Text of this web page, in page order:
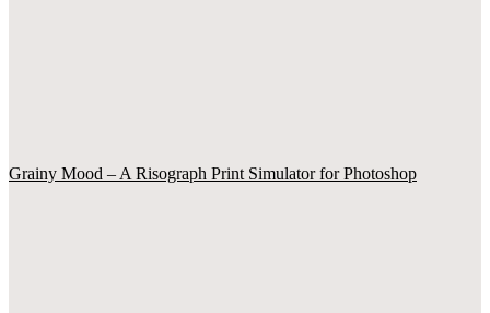
Grainy Mood – A Risograph Print Simulator for Photoshop